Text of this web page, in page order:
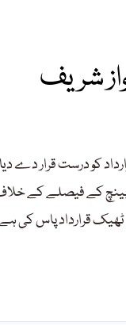
شریف
کو درست قرار دے
کے فیصلے کے خلاف
قرارداد پاس کی